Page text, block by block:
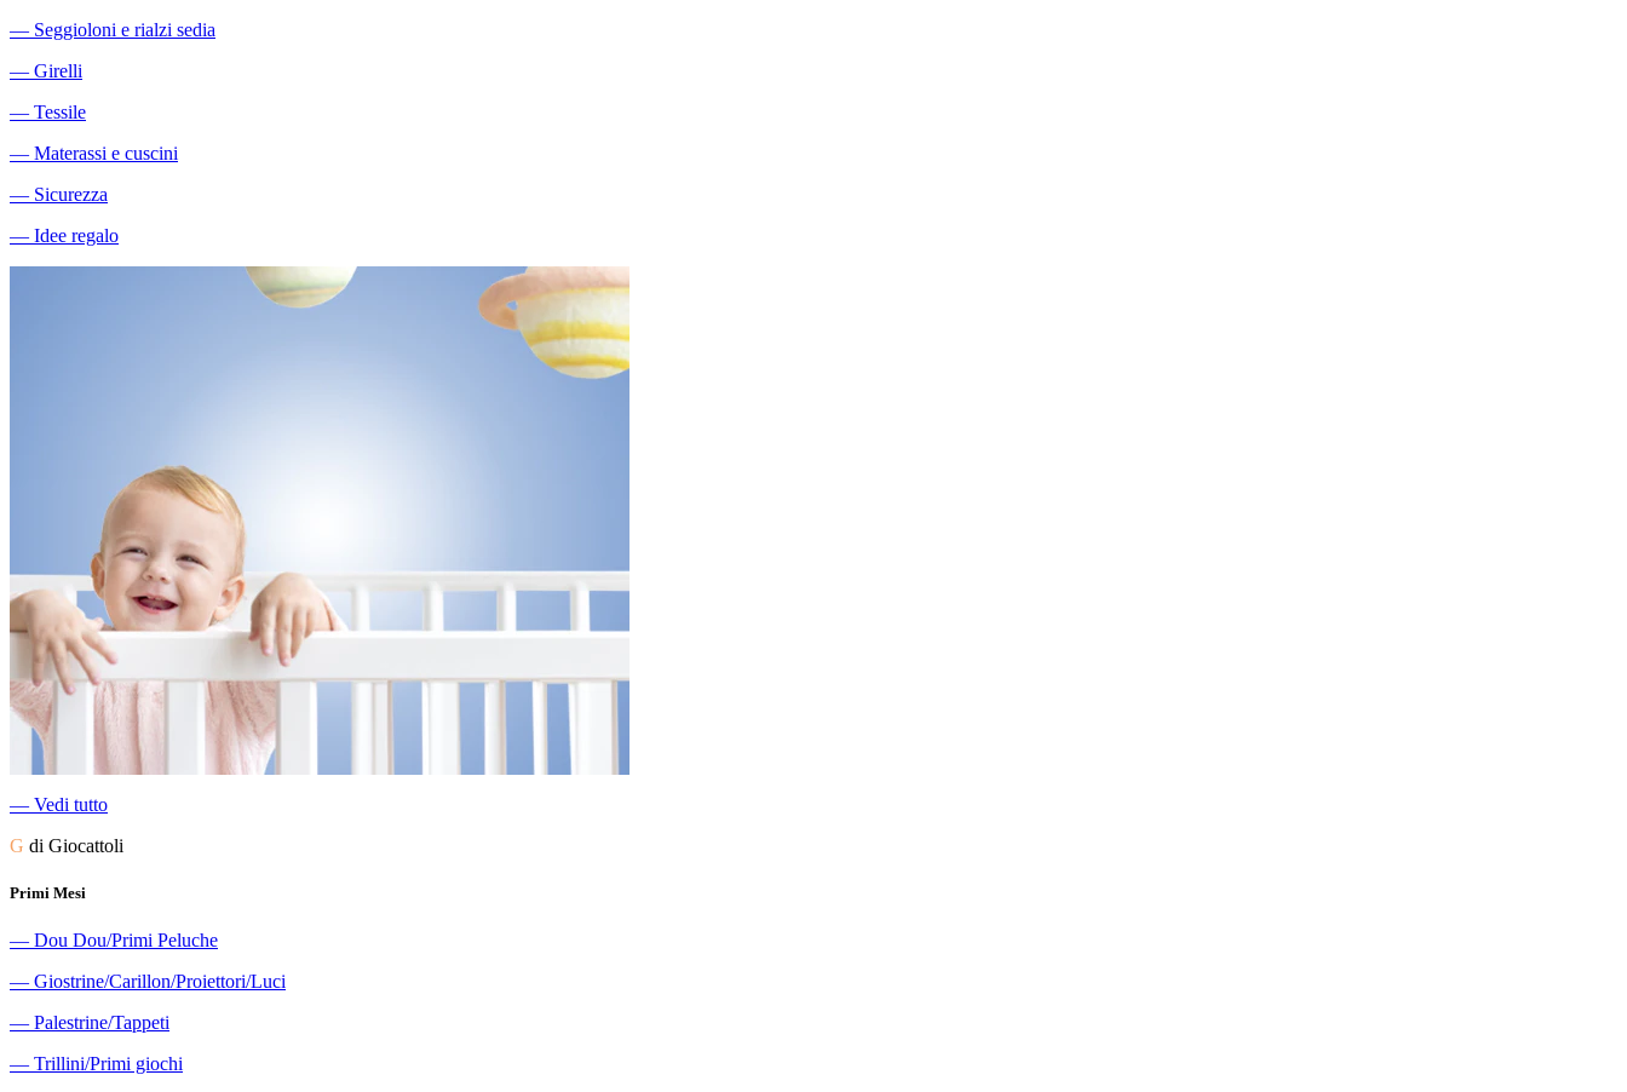
― Seggioloni e rialzi sedia
― Girelli
― Tessile
― Materassi e cuscini
― Sicurezza
― Idee regalo
― Vedi tutto
G di Giocattoli
Primi Mesi
― Dou Dou/Primi Peluche
― Giostrine/Carillon/Proiettori/Luci
― Palestrine/Tappeti
― Trillini/Primi giochi